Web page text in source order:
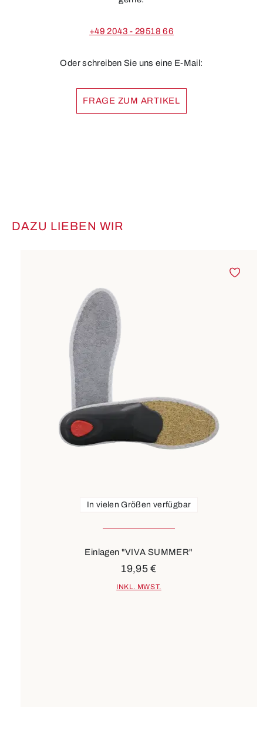
+49 2043 - 29518 66
Oder schreiben Sie uns eine E-Mail:
FRAGE ZUM ARTIKEL
Produktgalerie überspringen
DAZU LIEBEN WIR
In vielen Größen verfügbar
Einlagen "VIVA SUMMER"
19,95 €
INKL. MWST.